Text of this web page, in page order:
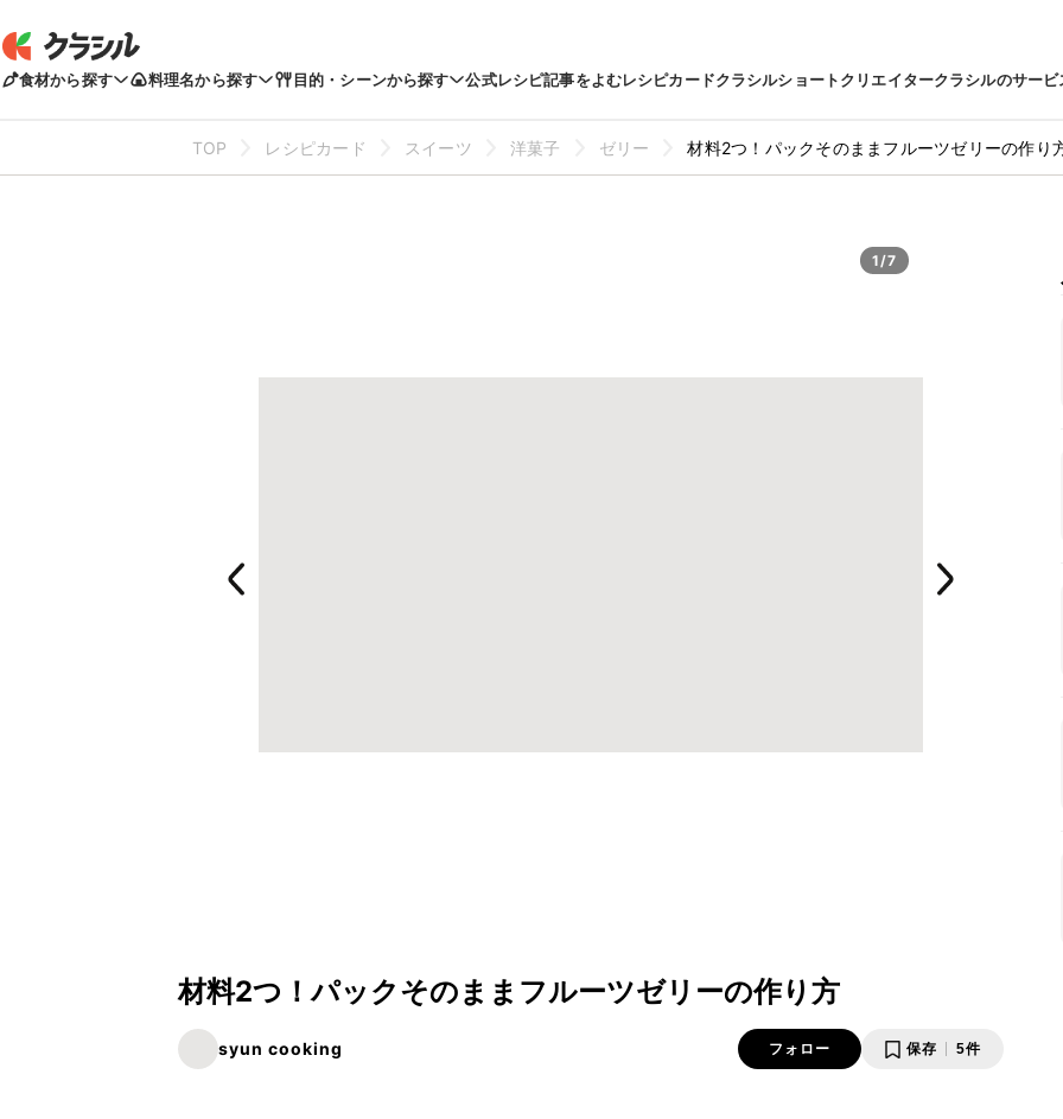
食材から探す 料理名から探す 目的・シーンから探す 公式レシピ記事をよむレシピカードクラシルショートクリエイタークラシルのサービ
TOP レシピカード スイーツ 洋菓子 ゼリー 材料2つ！パックそのままフルーツゼリーの作り
1/7
材料2つ！パックそのままフルーツゼリーの作り方
syun cooking フォロー 保存 5件